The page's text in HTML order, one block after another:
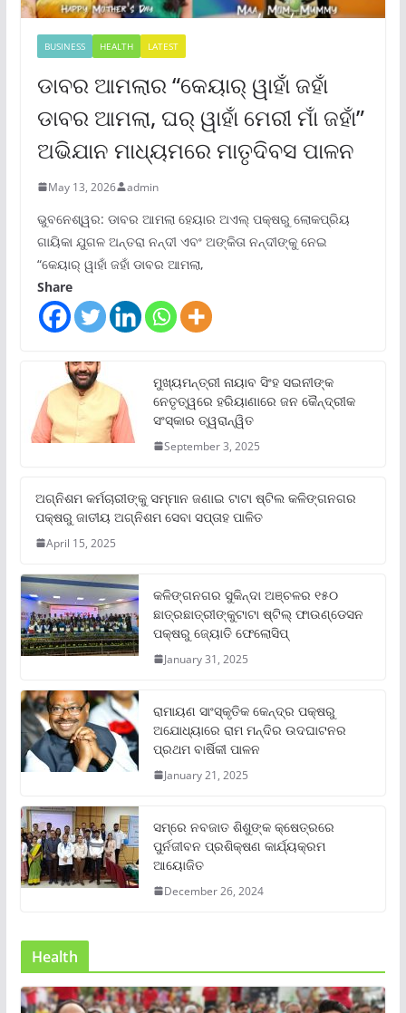
BUSINESS HEALTH LATEST
ଡାବର ଆମଲାର “କେୟାର୍ ୱାହାଁ ଜହାଁ
ଡାବର ଆମଲା, ଘର୍ ୱାହାଁ ମେରୀ ମାଁ ଜହାଁ”
ଅଭିଯାନ ମାଧ୍ୟମରେ ମାତୃଦିବସ ପାଳନ
May 13, 2026 admin
ଭୁବନେଶ୍ୱର: ଡାବର ଆମଲା ହେୟାର ଅଏଲ୍ ପକ୍ଷରୁ ଲୋକପ୍ରିୟ
ଗାୟିକା ଯୁଗଳ ଅନ୍ତରା ନନ୍ଦୀ ଏବଂ ଅଙ୍କିତା ନନ୍ଦୀଙ୍କୁ ନେଇ
“କେୟାର୍ ୱାହାଁ ଜହାଁ ଡାବର ଆମଲା,
Share
ମୁଖ୍ୟମନ୍ତ୍ରୀ ନାୟାବ ସିଂହ ସଇନୀଙ୍କ
ନେତୃତ୍ୱରେ ହରିୟାଣାରେ ଜନ କୈନ୍ଦ୍ରୀକ
ସଂସ୍କାର ତ୍ୱରାନ୍ୱିତ
September 3, 2025
ଅଗ୍ନିଶମ କର୍ମଚାରୀଙ୍କୁ ସମ୍ମାନ ଜଣାଇ ଟାଟା ଷ୍ଟିଲ କଳିଙ୍ଗନଗର
ପକ୍ଷରୁ ଜାତୀୟ ଅଗ୍ନିଶମ ସେବା ସପ୍ତାହ ପାଳିତ
April 15, 2025
କଳିଙ୍ଗନଗର ସୁକିନ୍ଦା ଅଞ୍ଚଳର ୧୫୦
ଛାତ୍ରଛାତ୍ରୀଙ୍କୁଟାଟା ଷ୍ଟିଲ୍ ଫାଉଣ୍ଡେସନ
ପକ୍ଷରୁ ଜ୍ୟୋତି ଫେଲୋସିପ୍‌
January 31, 2025
ରାମାୟଣ ସାଂସ୍କୃତିକ କେନ୍ଦ୍ର ପକ୍ଷରୁ
ଅଯୋଧ୍ୟାରେ ରାମ ମନ୍ଦିର ଉଦଘାଟନର
ପ୍ରଥମ ବାର୍ଷିକୀ ପାଳନ
January 21, 2025
ସମ୍‌ରେ ନବଜାତ ଶିଶୁଙ୍କ କ୍ଷେତ୍ରରେ
ପୁର୍ନଜୀବନ ପ୍ରଶିକ୍ଷଣ କାର୍ଯ୍ୟକ୍ରମ
ଆୟୋଜିତ
December 26, 2024
Health